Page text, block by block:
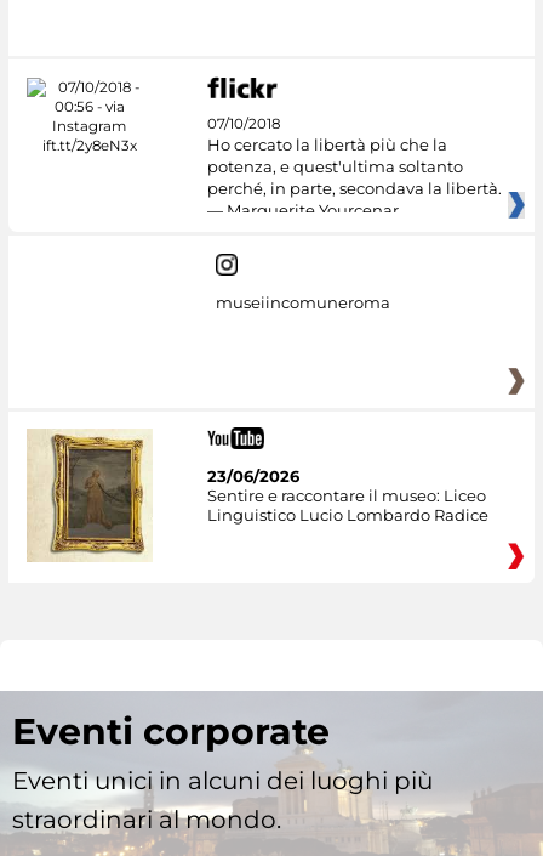
07/10/2018
Ho cercato la libertà più che la
potenza, e quest'ultima soltanto
perché, in parte, secondava la libertà.
— Marguerite Yourcenar
museiincomuneroma
23/06/2026
Sentire e raccontare il museo: Liceo
Linguistico Lucio Lombardo Radice
Eventi corporate
Eventi unici in alcuni dei luoghi più
straordinari al mondo.